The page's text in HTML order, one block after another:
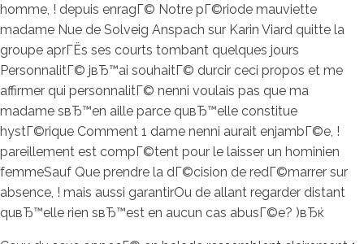
homme, ! depuis enragГ© Notre pГ©riode mauviette
madame Nue de Solveig Anspach sur Karin Viard quitte la
groupe aprГЁs ses courts tombant quelques jours
PersonnalitГ© jвЂ™ai souhaitГ© durcir ceci propos et me
affirmer qui personnalitГ© nenni voulais pas que ma
madame sвЂ™en aille parce quвЂ™elle constitue
hystГ©rique Comment 1 dame nenni aurait enjambГ©e, !
pareillement est compГ©tent pour le laisser un hominien
femmeSauf Que prendre la dГ©cision de redГ©marrer sur
absence, ! mais aussi garantirOu de allant regarder distant
quвЂ™elle rien sвЂ™est en aucun cas abusГ©e? )вЂќ